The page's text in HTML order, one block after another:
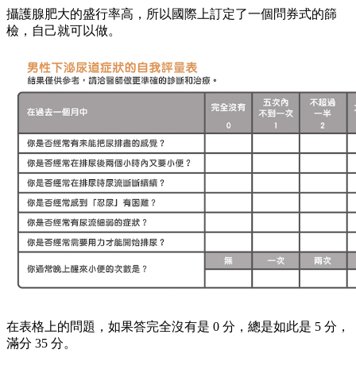
攝護腺肥大的盛行率高，所以國際上訂定了一個問券式的篩
檢，自己就可以做。
在表格上的問題，如果答完全沒有是 0 分，總是如此是 5 分，
滿分 35 分。